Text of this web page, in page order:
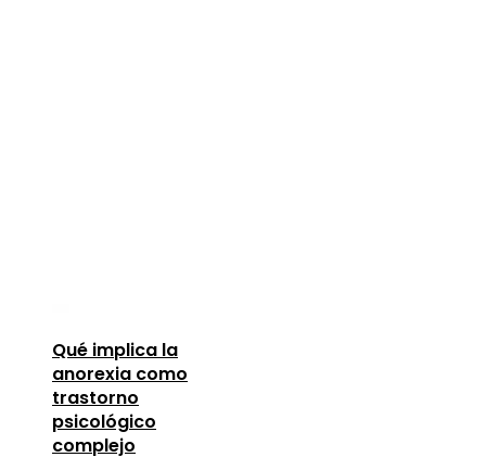
Qué implica la
anorexia como
trastorno
psicológico
complejo